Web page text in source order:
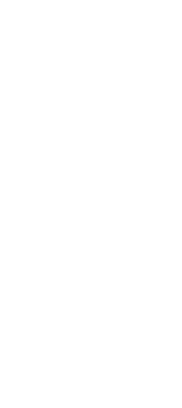
li>
li>
li>
li>
1999/xhtml">